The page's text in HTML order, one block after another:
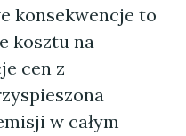
konsekwencje to
kosztu na
cen z
w całym